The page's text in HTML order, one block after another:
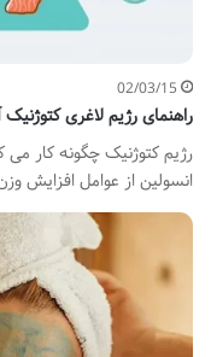
02/03/15
راهنمای رژیم لاغری
رژیم کتوژنیک چگونه کار
انسولین از عوامل افزایش